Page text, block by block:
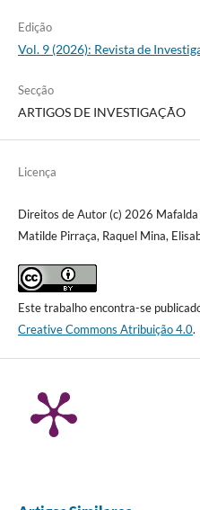
Edição
Vol. 9 (2026): Revista de
Secção
ARTIGOS DE INVESTIGAÇÃO
Licença
Direitos de Autor (c) 2026 Mafalda
Matilde Pirraça, Raquel Mina,
Este trabalho encontra-se
Creative Commons Atribuição 4.0.